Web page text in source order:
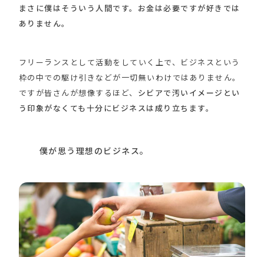
まさに僕はそういう人間です。お金は必要ですが好きでは
ありません。
フリーランスとして活動をしていく上で、ビジネスという
枠の中での駆け引きなどが一切無いわけではありません。
ですが皆さんが想像するほど、 シビアで汚いイメージとい
う印象がなくても十分にビジネスは成り立ちます。
僕が思う理想のビジネス。